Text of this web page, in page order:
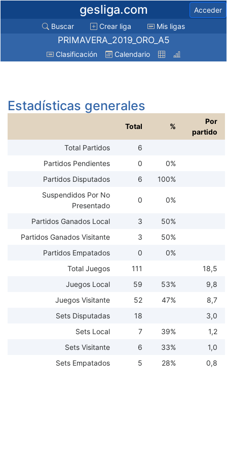
gesliga.com
Acceder
Buscar
Crear liga Mis ligas
PRIMAVERA_2019_ORO_A5
Clasificación Calendario
Estadísticas generales
Total %
Por
partido
Total Partidos
6
Partidos Pendientes
0
0%
Partidos Disputados
6
100%
Suspendidos Por No
Presentado
0 0%
Partidos Ganados Local 3
50%
Partidos Ganados Visitante
3
50%
Partidos Empatados
0
0%
Total Juegos
111
18,5
Juegos Local
59 53%
9,8
Juegos Visitante
52 47%
8,7
Sets Disputadas
18
3,0
Sets Local
7 39%
1,2
Sets Visitante
6 33%
1,0
Sets Empatados
5 28% 0,8